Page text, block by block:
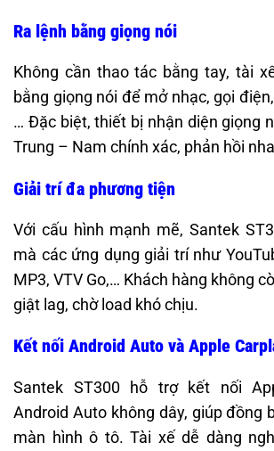
Ra lệnh bằng giọng nói
Không cần thao tác bằng tay, tài
bằng giọng nói để mở nhạc, gọi
… Đặc biệt, thiết bị nhận diện giọng
Trung – Nam chính xác, phản hồi
Giải trí đa phương tiện
Với cấu hình mạnh mẽ, Santek
mà các ứng dụng giải trí như
MP3, VTV Go,… Khách hàng không
giật lag, chờ load khó chịu.
Kết nối Android Auto và Apple
Santek ST300 hỗ trợ kết nối
Android Auto không dây, giúp đồng
màn hình ô tô. Tài xế dễ dàng